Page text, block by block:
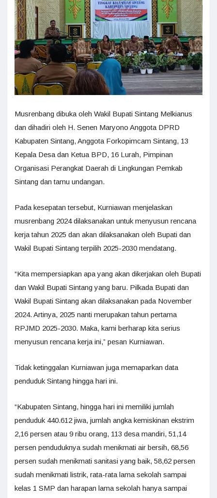
Musrenbang dibuka oleh Wakil Bupati Sintang Melkianus
dan dihadiri oleh H. Senen Maryono Anggota DPRD
Kabupaten Sintang, Anggota Forkopimcam Sintang, 13
Kepala Desa dan Ketua BPD, 16 Lurah, Pimpinan
Organisasi Perangkat Daerah di Lingkungan Pemkab
Sintang dan tamu undangan.
Pada kesepatan tersebut, Kurniawan menjelaskan
musrenbang 2024 dilaksanakan untuk menyusun rencana
kerja tahun 2025 dan akan dilaksanakan oleh Bupati dan
Wakil Bupati Sintang terpilih 2025-2030 mendatang.
“Kita mempersiapkan apa yang akan dikerjakan oleh Bupati
dan Wakil Bupati Sintang yang baru. Pilkada Bupati dan
Wakil Bupati Sintang akan dilaksanakan pada November
2024. Artinya, 2025 nanti merupakan tahun pertama
RPJMD 2025-2030. Maka, kami berharap kita serius
menyusun rencana kerja ini,” pesan Kurniawan.
Tidak ketinggalan Kurniawan juga memaparkan data
penduduk Sintang hingga hari ini.
“Kabupaten Sintang, hingga hari ini memiliki jumlah
penduduk 440.612 jiwa, jumlah angka kemiskinan ekstrim
2,16 persen atau 9 ribu orang, 113 desa mandiri, 51,14
persen penduduknya sudah menikmati air bersih, 68,56
persen sudah menikmati sanitasi yang baik, 58,62 persen
sudah menikmati listrik, rata-rata lama sekolah sampai
kelas 1 SMP dan harapan lama sekolah hanya sampai